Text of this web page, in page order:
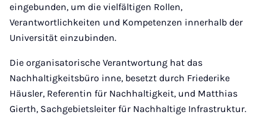
eingebunden, um die vielfältigen Rollen,
Verantwortlichkeiten und Kompetenzen innerhalb der
Universität einzubinden.
Die organisatorische Verantwortung hat das
Nachhaltigkeitsbüro inne, besetzt durch Friederike
Häusler, Referentin für Nachhaltigkeit, und Matthias
Gierth, Sachgebietsleiter für Nachhaltige Infrastruktur.